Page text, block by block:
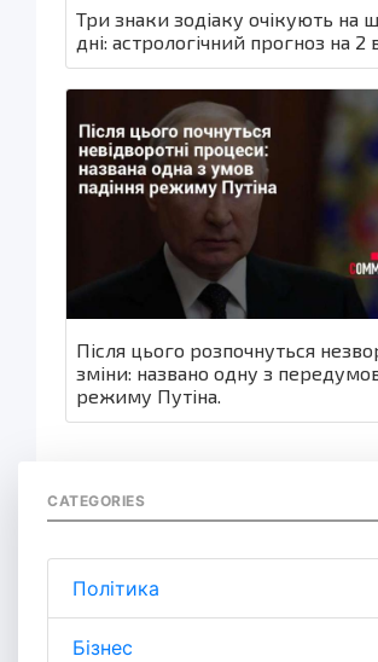
Три знаки зодіаку очікують на
дні: астрологічний прогноз на 2
Після цього розпочнуться
зміни: названо одну з
режиму Путіна.
CATEGORIES
Політика
Бізнес